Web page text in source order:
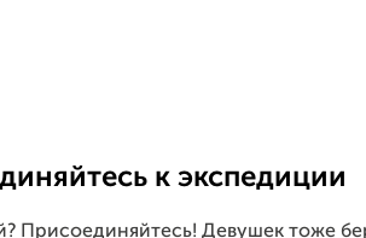
к экспедиции
Присоединяйтесь! Девушек тоже